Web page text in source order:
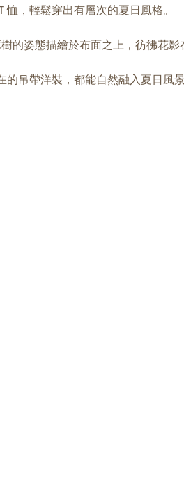
，輕鬆穿出有層次的夏日風格。
的姿態描繪於布面之上，彷彿花影
吊帶洋裝，都能自然融入夏日風